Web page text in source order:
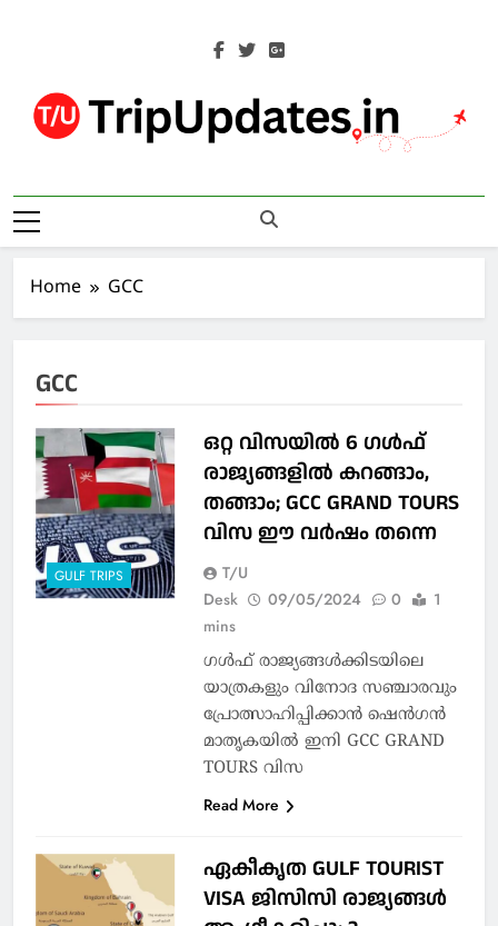
Trip Updates
Home GCC
GCC
GULF TRIPS
ഒറ്റ വിസയില്‍ 6 ഗള്‍ഫ്
രാജ്യങ്ങളില്‍ കറങ്ങാം,
തങ്ങാം; GCC GRAND TOURS
വിസ ഈ വര്‍ഷം തന്നെ
T/U
Desk
09/05/2024 0
1
mins
ഗള്‍ഫ് രാജ്യങ്ങള്‍ക്കിടയിലെ
യാത്രകളും വിനോദ സഞ്ചാരവും
പ്രോത്സാഹിപ്പിക്കാന്‍ ഷെന്‍ഗന്‍
മാതൃകയിൽ ഇനി GCC GRAND
TOURS വിസ
Read More
ഏകീകൃത GULF TOURIST
VISA ജിസിസി രാജ്യങ്ങള്‍